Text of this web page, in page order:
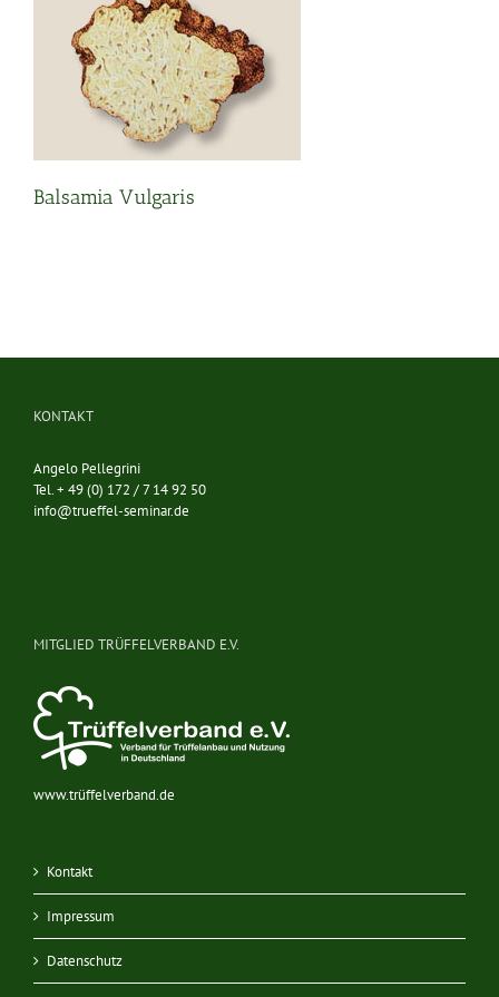
Balsamia Vulgaris
KONTAKT
Angelo Pellegrini
Tel. + 49 (0) 172 / 7 14 92 50
info@trueffel-seminar.de
MITGLIED TRÜFFELVERBAND E.V.
www.trüffelverband.de
Kontakt
Impressum
Datenschutz